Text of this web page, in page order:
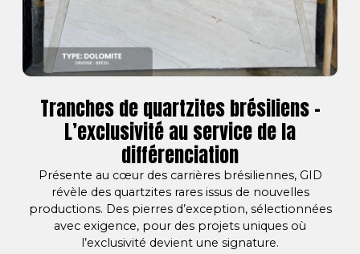
Tranches de quartzites brésiliens –
L’exclusivité au service de la
différenciation
Présente au cœur des carrières brésiliennes, GID
révèle des quartzites rares issus de nouvelles
productions. Des pierres d’exception, sélectionnées
avec exigence, pour des projets uniques où
l’exclusivité devient une signature.